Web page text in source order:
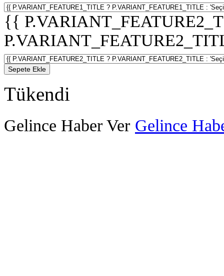
{{
Sepete Ekle
Tükendi
Gelince Haber Ver Gelince